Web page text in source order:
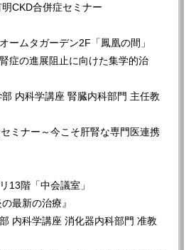
CKD合併症セミナー
ームタガーデン2F「鳳凰の間」
症の進展阻止に向けた集学的治
内科学講座 腎臓内科部門 主任教
ミナー～今こそ肝腎な専門医連携
13階「中会議室」
最新の治療』
内科学講座 消化器内科部門 准教